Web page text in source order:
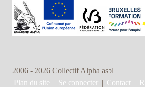
2006 - 2026 Collectif Alpha asbl
Plan du site | Se connecter | Contact |